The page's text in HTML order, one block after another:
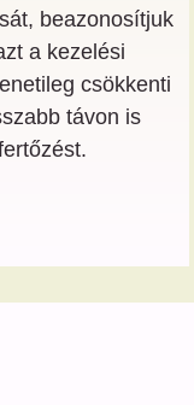
beazonosítjuk
a kezelési
csökkenti
távon is